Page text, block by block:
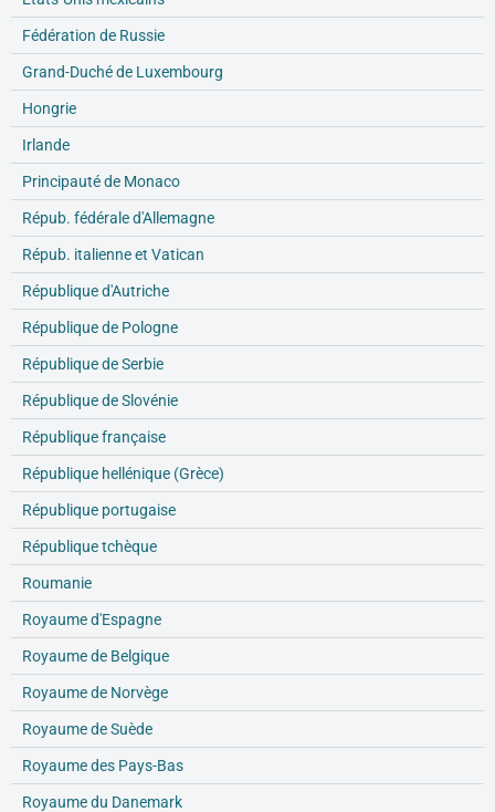
Fédération de Russie
Grand-Duché de Luxembourg
Hongrie
Irlande
Principauté de Monaco
Répub. fédérale d'Allemagne
Répub. italienne et Vatican
République d'Autriche
République de Pologne
République de Serbie
République de Slovénie
République française
République hellénique (Grèce)
République portugaise
République tchèque
Roumanie
Royaume d'Espagne
Royaume de Belgique
Royaume de Norvège
Royaume de Suède
Royaume des Pays-Bas
Royaume du Danemark